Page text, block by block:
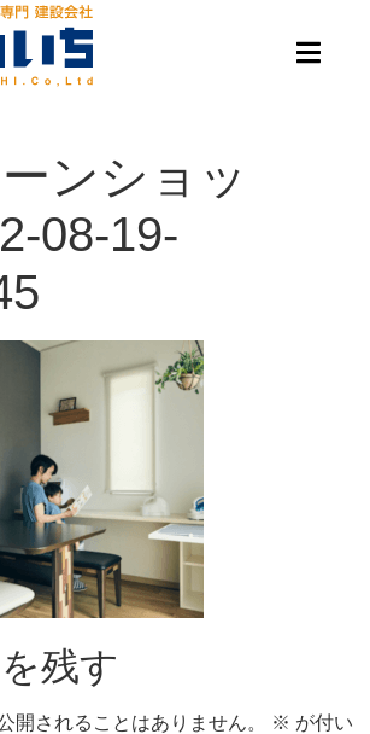
ンショッ
08-19-
残す
開されることはありません。 ※ が付い